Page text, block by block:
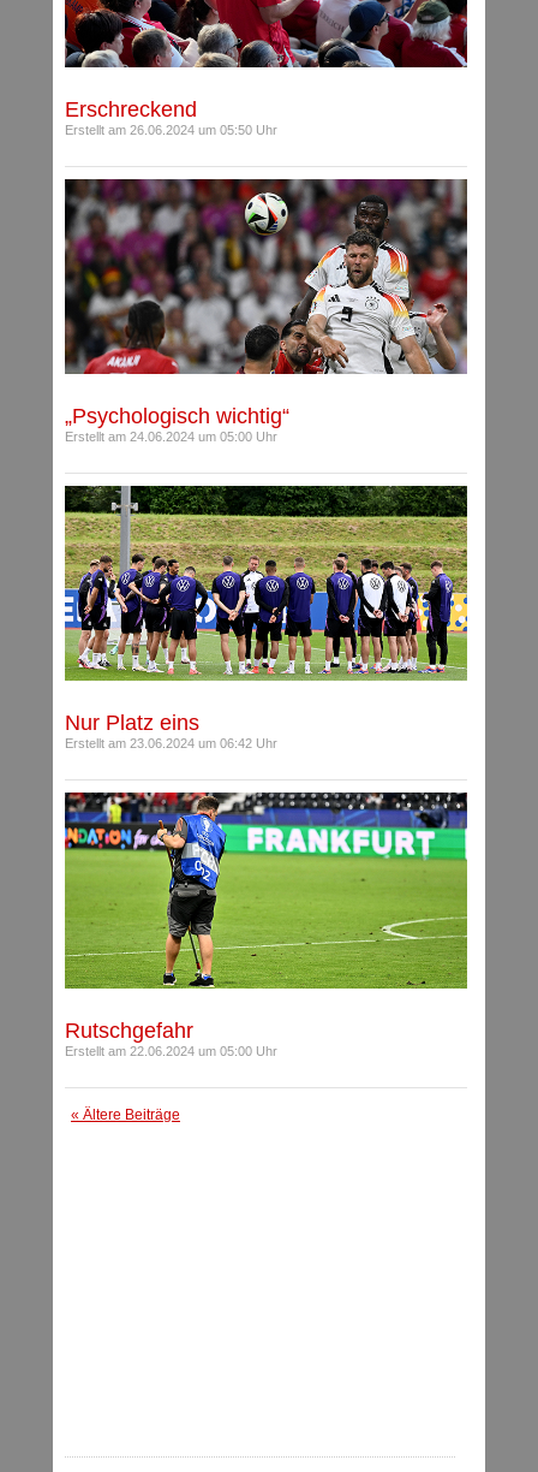
Erschreckend
Erstellt am 26.06.2024 um 05:50 Uhr
„Psychologisch wichtig“
Erstellt am 24.06.2024 um 05:00 Uhr
Nur Platz eins
Erstellt am 23.06.2024 um 06:42 Uhr
Rutschgefahr
Erstellt am 22.06.2024 um 05:00 Uhr
« Ältere Beiträge